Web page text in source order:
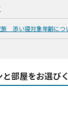
旅 添い寝対象年齢につ
部屋をお選び